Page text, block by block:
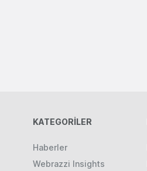
KATEGORILER
Haberler
Webrazzi Insights